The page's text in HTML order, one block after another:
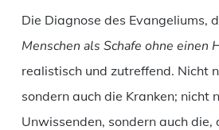
Die Diagnose des Evangeliums,
Menschen als Schafe ohne einen
realistisch und zutreffend. Nicht
sondern auch die Kranken; nicht
Unwissenden, sondern auch